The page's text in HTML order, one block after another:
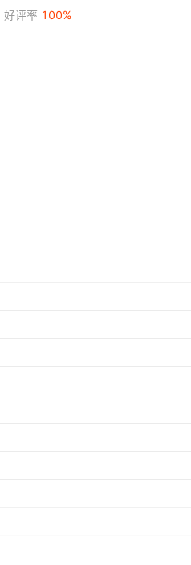
好评率 100%